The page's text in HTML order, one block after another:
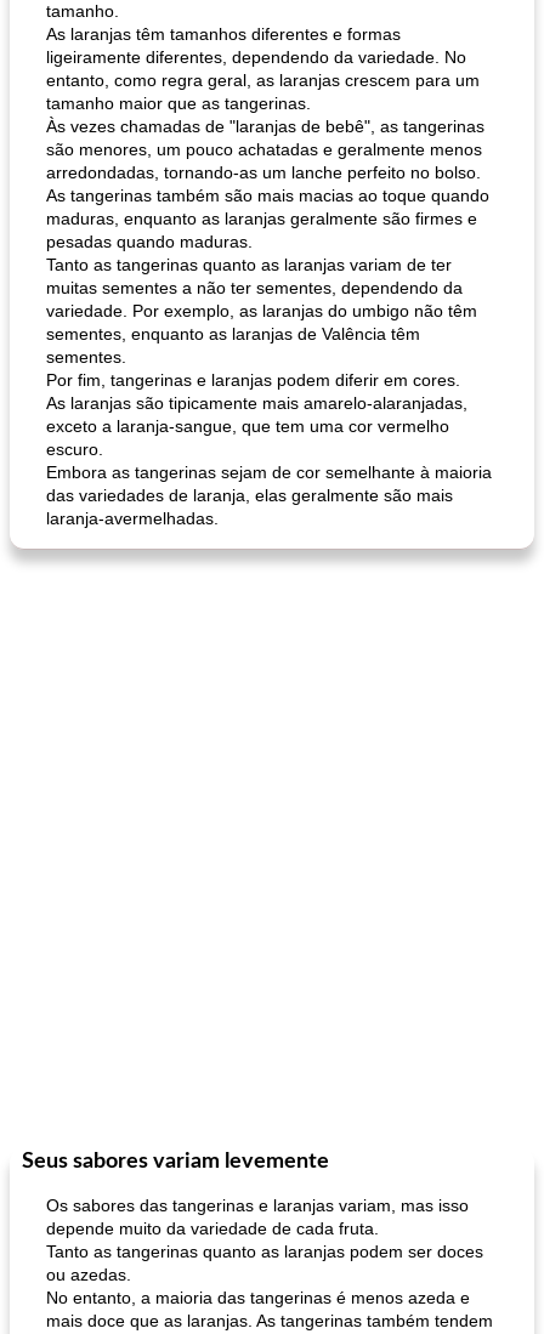
pão plano (out)
tamanho.
As laranjas têm tamanhos diferentes e formas
ligeiramente diferentes, dependendo da variedade. No
entanto, como regra geral, as laranjas crescem para um
tamanho maior que as tangerinas.
Às vezes chamadas de "laranjas de bebê", as tangerinas
são menores, um pouco achatadas e geralmente menos
arredondadas, tornando-as um lanche perfeito no bolso.
As tangerinas também são mais macias ao toque quando
maduras, enquanto as laranjas geralmente são firmes e
pesadas quando maduras.
Tanto as tangerinas quanto as laranjas variam de ter
muitas sementes a não ter sementes, dependendo da
variedade. Por exemplo, as laranjas do umbigo não têm
sementes, enquanto as laranjas de Valência têm
sementes.
Por fim, tangerinas e laranjas podem diferir em cores.
As laranjas são tipicamente mais amarelo-alaranjadas,
exceto a laranja-sangue, que tem uma cor vermelho
escuro.
Embora as tangerinas sejam de cor semelhante à maioria
das variedades de laranja, elas geralmente são mais
laranja-avermelhadas.
Seus sabores variam levemente
Os sabores das tangerinas e laranjas variam, mas isso
depende muito da variedade de cada fruta.
Tanto as tangerinas quanto as laranjas podem ser doces
ou azedas.
No entanto, a maioria das tangerinas é menos azeda e
mais doce que as laranjas. As tangerinas também tendem